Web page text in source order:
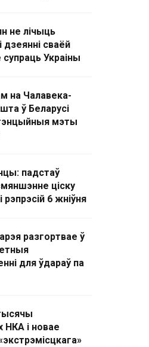
не лічыць
дзеянні сваёй
супраць Украіны
на Чалавека-
ў Беларусі
мэты
падстаў
ціску
рэпрэсій 6 жніўня
разгортвае ў
для ўдараў па
НКА і новае